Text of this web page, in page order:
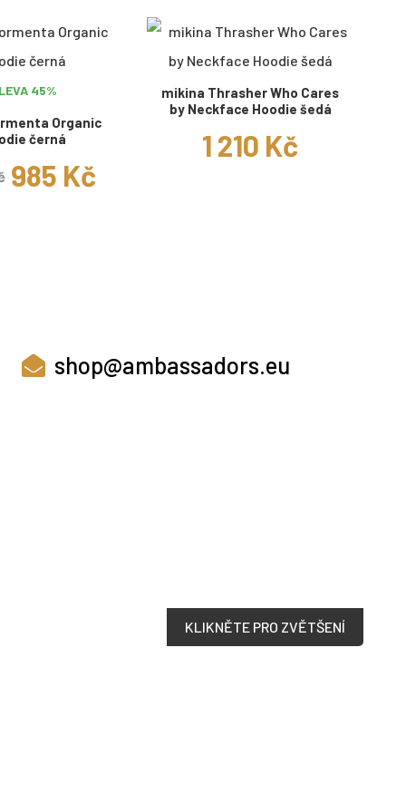
45%
Organic
černá
985 Kč
mikina Thrasher Who Cares
by Neckface Hoodie šedá
1 210 Kč
shop@ambassadors.eu
KLIKNĚTE PRO ZVĚTŠENÍ